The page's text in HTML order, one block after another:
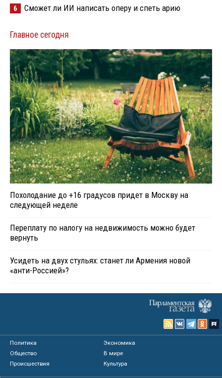
6 Сможет ли ИИ написать оперу и спеть арию
Главное сегодня
Похолодание до +16 градусов придет в Москву на
следующей неделе
Переплату по налогу на недвижимость можно будет
вернуть
Усидеть на двух стульях: станет ли Армения новой
«анти-Россией»?
Политика
Экономика
Общество
В мире
Происшествия
Культура